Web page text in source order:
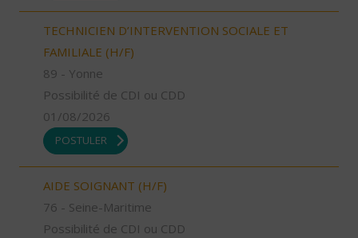
TECHNICIEN D’INTERVENTION SOCIALE ET
FAMILIALE (H/F)
89 - Yonne
Possibilité de CDI ou CDD
01/08/2026
POSTULER
AIDE SOIGNANT (H/F)
76 - Seine-Maritime
Possibilité de CDI ou CDD